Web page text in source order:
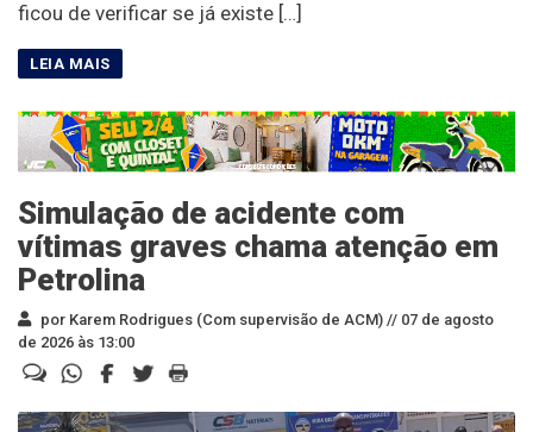
ficou de verificar se já existe […]
Simulação de acidente com
vítimas graves chama atenção em
Petrolina
por Karem Rodrigues (Com supervisão de ACM) // 07 de agosto
de 2026 às 13:00